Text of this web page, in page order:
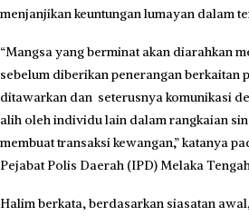
menjanjikan keuntungan lumayan dalam
“Mangsa yang berminat akan diarahkan
sebelum diberikan penerangan berkaitan
ditawarkan dan seterusnya komunikasi
alih oleh individu lain dalam rangkaian
membuat transaksi kewangan,” katanya
Pejabat Polis Daerah (IPD) Melaka
Halim berkata, berdasarkan siasatan